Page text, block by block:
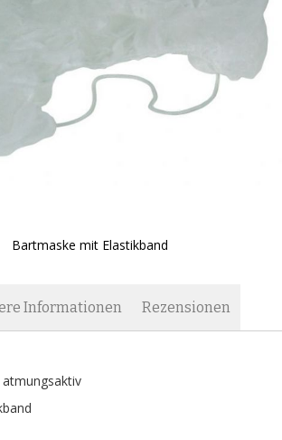
Bartmaske mit Elastikband
Informationen Rezensionen